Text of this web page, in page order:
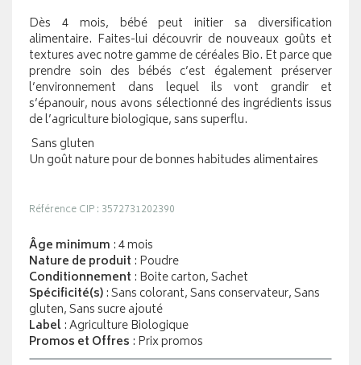
Dès 4 mois, bébé peut initier sa diversification
alimentaire. Faites-lui découvrir de nouveaux goûts et
textures avec notre gamme de céréales Bio. Et parce que
prendre soin des bébés c’est également préserver
l’environnement dans lequel ils vont grandir et
s’épanouir, nous avons sélectionné des ingrédients issus
de l’agriculture biologique, sans superflu.
Sans gluten
Un goût nature pour de bonnes habitudes alimentaires
Référence CIP : 3572731202390
Âge minimum : 4 mois
Nature de produit : Poudre
Conditionnement : Boite carton, Sachet
Spécificité(s): Sans colorant, Sans conservateur, Sans
gluten, Sans sucre ajouté
Label: Agriculture Biologique
Promos et Offres : Prix promos